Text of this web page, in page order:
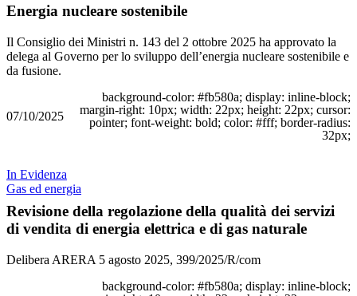
Energia nucleare sostenibile
Il Consiglio dei Ministri n. 143 del 2 ottobre 2025 ha approvato la
delega al Governo per lo sviluppo dell’energia nucleare sostenibile e
da fusione.
07/10/2025
background-color: #fb580a; display: inline-block;
margin-right: 10px; width: 22px; height: 22px; cursor:
pointer; font-weight: bold; color: #fff; border-radius:
32px;
In Evidenza
Gas ed energia
Revisione della regolazione della qualità dei servizi
di vendita di energia elettrica e di gas naturale
Delibera ARERA 5 agosto 2025, 399/2025/R/com
background-color: #fb580a; display: inline-block;